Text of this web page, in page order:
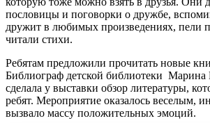
пословицы и поговорки о дружбе,
дружит в любимых произведениях, пели
читали стихи.
Ребятам предложили прочитать новые
Библиограф детской библиотеки Марина
сделала у выставки обзор литературы,
ребят. Мероприятие оказалось веселым,
вызвало массу положительных эмоций.